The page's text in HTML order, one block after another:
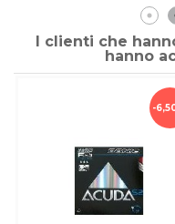
I clienti che
hanno
-